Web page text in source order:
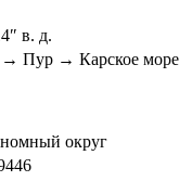
в. д.
→ Пур → Карское море
округ